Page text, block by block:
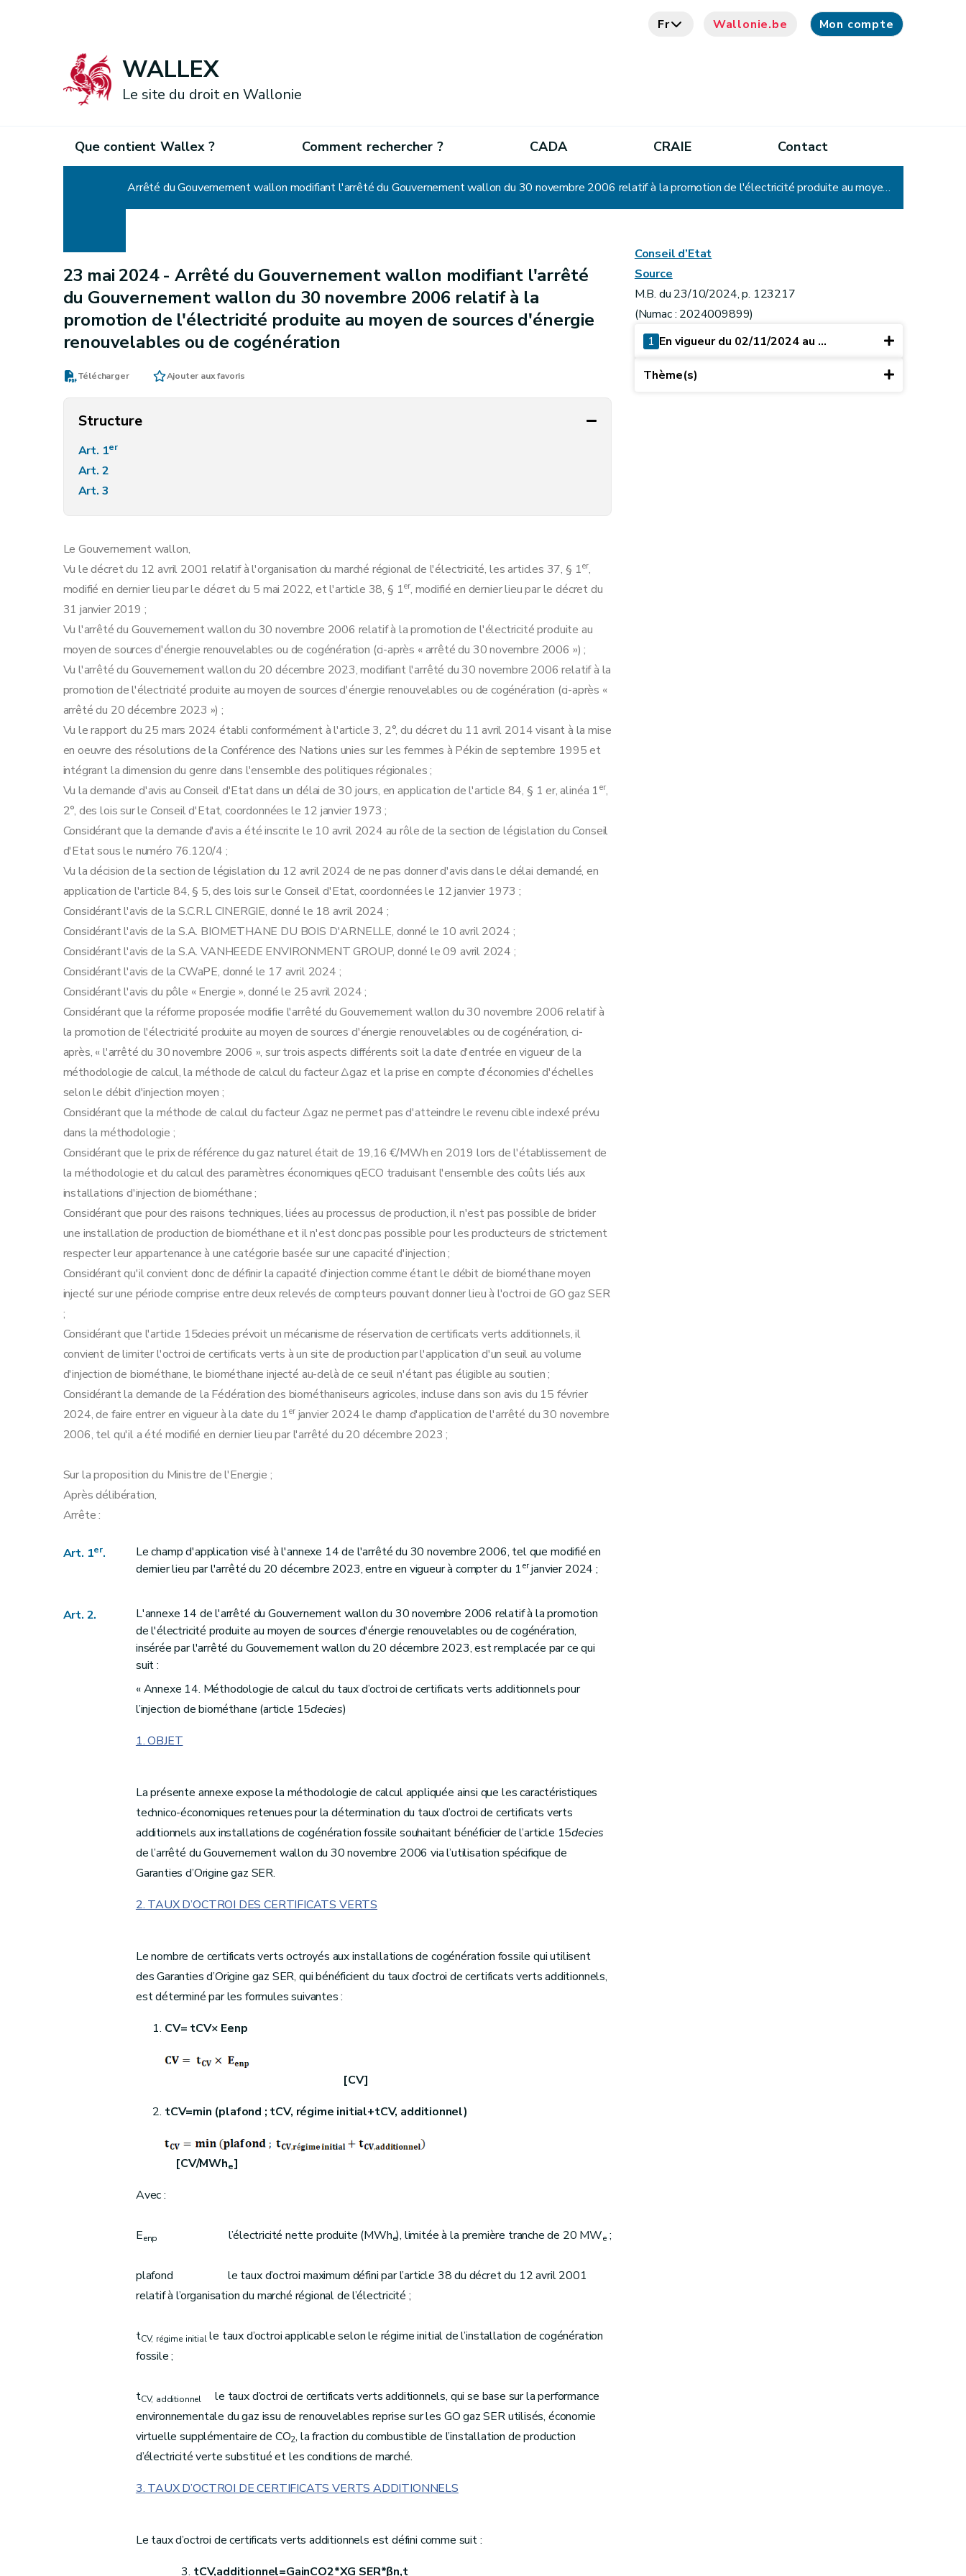
Fr Wallonie.be Mon compte
WALLEX
Le site du droit en Wallonie
Que contient Wallex ? Comment rechercher ? CADA CRAIE Contact
Arrêté du Gouvernement wallon modifiant l'arrêté du Gouvernement wallon du 30 novembre 2006 relatif à la promotion de l'électricité produite au moyen de sources d'énergie renouvelables ou de cogénération
23 mai 2024 - Arrêté du Gouvernement wallon modifiant l'arrêté
du Gouvernement wallon du 30 novembre 2006 relatif à la
promotion de l'électricité produite au moyen de sources d'énergie
renouvelables ou de cogénération
Télécharger Ajouter aux favoris
Structure
Art. 1er
Art. 2
Art. 3
Le Gouvernement wallon,
Vu le décret du 12 avril 2001 relatif à l'organisation du marché régional de l'électricité, les articles 37, § 1er,
modifié en dernier lieu par le décret du 5 mai 2022, et l'article 38, § 1er, modifié en dernier lieu par le décret du
31 janvier 2019 ;
Vu l'arrêté du Gouvernement wallon du 30 novembre 2006 relatif à la promotion de l'électricité produite au
moyen de sources d'énergie renouvelables ou de cogénération (ci-après « arrêté du 30 novembre 2006 ») ;
Vu l'arrêté du Gouvernement wallon du 20 décembre 2023, modifiant l'arrêté du 30 novembre 2006 relatif à la
promotion de l'électricité produite au moyen de sources d'énergie renouvelables ou de cogénération (ci-après «
arrêté du 20 décembre 2023 ») ;
Vu le rapport du 25 mars 2024 établi conformément à l'article 3, 2°, du décret du 11 avril 2014 visant à la mise
en oeuvre des résolutions de la Conférence des Nations unies sur les femmes à Pékin de septembre 1995 et
intégrant la dimension du genre dans l'ensemble des politiques régionales ;
Vu la demande d'avis au Conseil d'Etat dans un délai de 30 jours, en application de l'article 84, § 1 er, alinéa 1er,
2°, des lois sur le Conseil d'Etat, coordonnées le 12 janvier 1973 ;
Considérant que la demande d'avis a été inscrite le 10 avril 2024 au rôle de la section de législation du Conseil
d'Etat sous le numéro 76.120/4 ;
Vu la décision de la section de législation du 12 avril 2024 de ne pas donner d'avis dans le délai demandé, en
application de l'article 84, § 5, des lois sur le Conseil d'Etat, coordonnées le 12 janvier 1973 ;
Considérant l'avis de la S.C.R.L CINERGIE, donné le 18 avril 2024 ;
Considérant l'avis de la S.A. BIOMETHANE DU BOIS D'ARNELLE, donné le 10 avril 2024 ;
Considérant l'avis de la S.A. VANHEEDE ENVIRONMENT GROUP, donné le 09 avril 2024 ;
Considérant l'avis de la CWaPE, donné le 17 avril 2024 ;
Considérant l'avis du pôle « Energie », donné le 25 avril 2024 ;
Considérant que la réforme proposée modifie l'arrêté du Gouvernement wallon du 30 novembre 2006 relatif à
la promotion de l'électricité produite au moyen de sources d'énergie renouvelables ou de cogénération, ci-
après, « l'arrêté du 30 novembre 2006 », sur trois aspects différents soit la date d'entrée en vigueur de la
méthodologie de calcul, la méthode de calcul du facteur Δgaz et la prise en compte d'économies d'échelles
selon le débit d'injection moyen ;
Considérant que la méthode de calcul du facteur Δgaz ne permet pas d'atteindre le revenu cible indexé prévu
dans la méthodologie ;
Considérant que le prix de référence du gaz naturel était de 19,16 €/MWh en 2019 lors de l'établissement de
la méthodologie et du calcul des paramètres économiques qECO traduisant l'ensemble des coûts liés aux
installations d'injection de biométhane ;
Considérant que pour des raisons techniques, liées au processus de production, il n'est pas possible de brider
une installation de production de biométhane et il n'est donc pas possible pour les producteurs de strictement
respecter leur appartenance à une catégorie basée sur une capacité d'injection ;
Considérant qu'il convient donc de définir la capacité d'injection comme étant le débit de biométhane moyen
injecté sur une période comprise entre deux relevés de compteurs pouvant donner lieu à l'octroi de GO gaz SER
;
Considérant que l'article 15decies prévoit un mécanisme de réservation de certificats verts additionnels, il
convient de limiter l'octroi de certificats verts à un site de production par l'application d'un seuil au volume
d'injection de biométhane, le biométhane injecté au-delà de ce seuil n'étant pas éligible au soutien ;
Considérant la demande de la Fédération des biométhaniseurs agricoles, incluse dans son avis du 15 février
2024, de faire entrer en vigueur à la date du 1erjanvier 2024 le champ d'application de l'arrêté du 30 novembre
2006, tel qu'il a été modifié en dernier lieu par l'arrêté du 20 décembre 2023 ;
Sur la proposition du Ministre de l'Energie ;
Après délibération,
Arrête :
Art. 1er.
Le champ d'application visé à l'annexe 14 de l'arrêté du 30 novembre 2006, tel que modifié en
dernier lieu par l'arrêté du 20 décembre 2023, entre en vigueur à compter du 1erjanvier 2024 ;
Art. 2.
L'annexe 14 de l'arrêté du Gouvernement wallon du 30 novembre 2006 relatif à la promotion
de l'électricité produite au moyen de sources d'énergie renouvelables ou de cogénération,
insérée par l'arrêté du Gouvernement wallon du 20 décembre 2023, est remplacée par ce qui
suit :
« Annexe 14. Méthodologie de calcul du taux d’octroi de certificats verts additionnels pour
l’injection de biométhane (article 15decies)
1. OBJET
La présente annexe expose la méthodologie de calcul appliquée ainsi que les caractéristiques
technico-économiques retenues pour la détermination du taux d’octroi de certificats verts
additionnels aux installations de cogénération fossile souhaitant bénéficier de l’article 15decies
de l’arrêté du Gouvernement wallon du 30 novembre 2006 via l’utilisation spécifique de
Garanties d’Origine gaz SER.
2. TAUX D’OCTROI DES CERTIFICATS VERTS
Le nombre de certificats verts octroyés aux installations de cogénération fossile qui utilisent
des Garanties d’Origine gaz SER, qui bénéficient du taux d’octroi de certificats verts additionnels,
est déterminé par les formules suivantes :
CV= tCV× Eenp
[CV]
tCV=min (plafond ; tCV, régime initial+tCV, additionnel)
[CV/MWhe]
Avec :
Eenp l’électricité nette produite (MWhe), limitée à la première tranche de 20 MWe;
plafond le taux d’octroi maximum défini par l’article 38 du décret du 12 avril 2001
relatif à l’organisation du marché régional de l’électricité ;
tCV, régime initial le taux d’octroi applicable selon le régime initial de l’installation de cogénération
fossile ;
tCV, additionnel
le taux d’octroi de certificats verts additionnels, qui se base sur la performance
environnementale du gaz issu de renouvelables reprise sur les GO gaz SER utilisés, économie
virtuelle supplémentaire de CO2, la fraction du combustible de l’installation de production
d’électricité verte substitué et les conditions de marché.
3. TAUX D’OCTROI DE CERTIFICATS VERTS ADDITIONNELS
Le taux d’octroi de certificats verts additionnels est défini comme suit :
tCV,additionnel=GainCO2*XG SER*βn,t
Conseil d’Etat
Source
M.B. du 23/10/2024, p. 123217
(Numac : 2024009899)
1 En vigueur du 02/11/2024 au ...
Thème(s)